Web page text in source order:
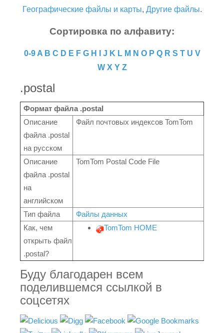
Географические файлы и карты, Другие файлы.
Сортировка по алфавиту:
0-9 A B C D E F G H J K L M N O P Q R S T U V
W X Y Z
.postal
Формат файла .postal
Описание
файла .postal
на русском
Файл почтовых индексов TomTom
Описание
файла .postal
на
английском
TomTom Postal Code File
Тип файла
Файлы данных
Как, чем
открыть файл
.postal?
TomTom HOME
Буду благодарен всем
поделившемся ссылкой в
соцсетях